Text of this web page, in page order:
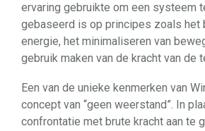
ervaring gebruikte om een systeem
gebaseerd is op principes zoals het
energie, het minimaliseren van
gebruik maken van de kracht van de
Een van de unieke kenmerken van
concept van “geen weerstand”. In
confrontatie met brute kracht aan te